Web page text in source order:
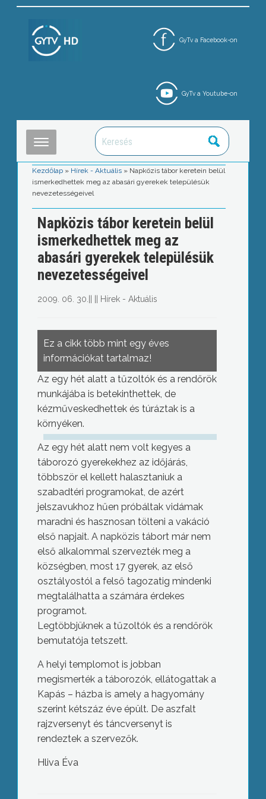
GyTv a Facebook-on
GyTv a Youtube-on
Kezdőlap » Hírek - Aktuális » Napközis tábor keretein belül
ismerkedhettek meg az abasári gyerekek településük
nevezetességeivel
Napközis tábor keretein belül
ismerkedhettek meg az
abasári gyerekek településük
nevezetességeivel
2009. 06. 30. Hírek - Aktuális
Ez a cikk több mint egy éves
információkat tartalmaz!
Az egy hét alatt a tűzoltók és a rendőrök
munkájába is betekinthettek, de
kézműveskedhettek és túráztak is a
környéken.
Az egy hét alatt nem volt kegyes a
táborozó gyerekekhez az időjárás,
többször el kellett halasztaniuk a
szabadtéri programokat, de azért
jelszavukhoz hűen próbáltak vidámak
maradni és hasznosan tölteni a vakáció
első napjait. A napközis tábort már nem
első alkalommal szervezték meg a
községben, most 17 gyerek, az első
osztályostól a felső tagozatig mindenki
megtalálhatta a számára érdekes
programot.
Legtöbbjüknek a tűzoltók és a rendőrök
bemutatója tetszett.
A helyi templomot is jobban
megismerték a táborozók, ellátogattak a
Kapás – házba is amely a hagyomány
szerint kétszáz éve épült. De aszfalt
rajzversenyt és táncversenyt is
rendeztek a szervezők.
Hliva Éva